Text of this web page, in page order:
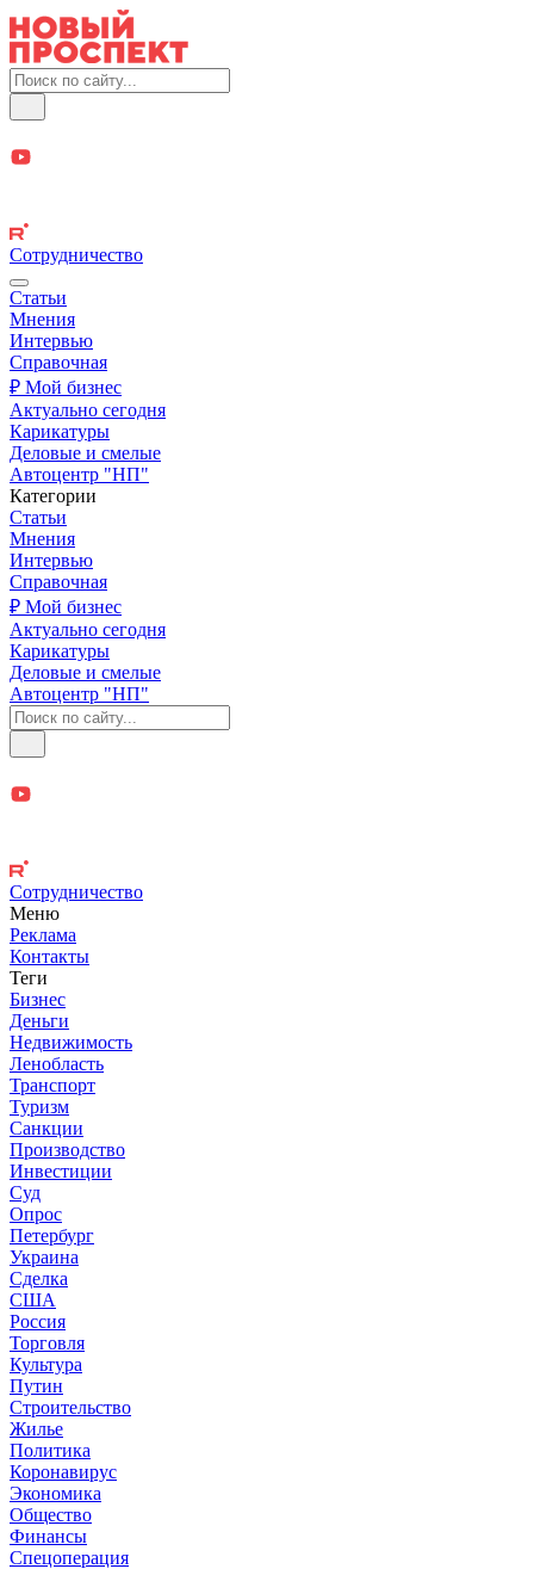
Сотрудничество
Статьи
Мнения
Интервью
Справочная
₽ Мой бизнес
Актуально сегодня
Карикатуры
Деловые и смелые
Автоцентр "НП"
Категории
Статьи
Мнения
Интервью
Справочная
₽ Мой бизнес
Актуально сегодня
Карикатуры
Деловые и смелые
Автоцентр "НП"
Сотрудничество
Меню
Реклама
Контакты
Теги
Бизнес
Деньги
Недвижимость
Ленобласть
Транспорт
Туризм
Санкции
Производство
Инвестиции
Суд
Опрос
Петербург
Украина
Сделка
США
Россия
Торговля
Культура
Путин
Строительство
Жилье
Политика
Коронавирус
Экономика
Общество
Финансы
Спецоперация